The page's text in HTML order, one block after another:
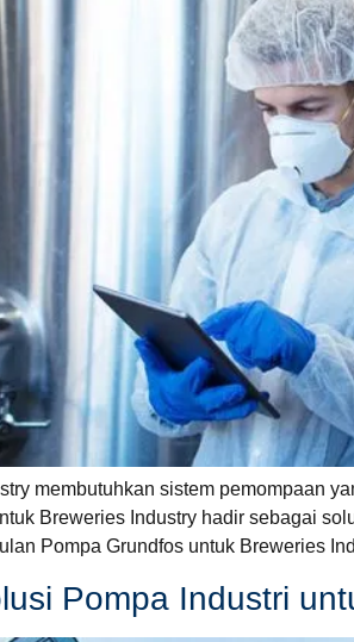
membutuhkan sistem pemompaan
Breweries Industry hadir sebagai
Pompa Grundfos untuk Breweries
Pompa Industri